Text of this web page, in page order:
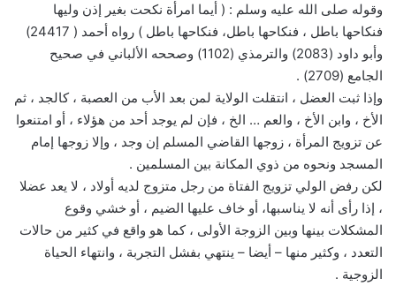
وقوله صلى الله عليه وسلم : ( أيما امرأة نكحت بغير إذن وليها
فنكاحها باطل ، فنكاحها باطل، فنكاحها باطل ) رواه أحمد ( 24417)
وأبو داود (2083) والترمذي (1102) وصححه الألباني في صحيح
الجامع (2709) .
وإذا ثبت العضل ، انتقلت الولاية لمن بعد الأب من العصبة ، كالجد ، ثم
الأخ ، وابن الأخ ، والعم … الخ ، فإن لم يوجد أحد من هؤلاء ، أو امتنعوا
عن تزويج المرأة ، زوجها القاضي المسلم إن وجد ، وإلا زوجها إمام
المسجد ونحوه من ذوي المكانة بين المسلمين .
لكن رفض الولي تزويج الفتاة من رجل متزوج لديه أولاد ، لا يعد عضلا
، إذا رأى أنه لا يناسبها، أو خاف عليها الضيم ، أو خشي وقوع
المشكلات بينها وبين الزوجة الأولى ، كما هو واقع في كثير من حالات
التعدد ، وكثير منها – أيضا – ينتهي بفشل التجربة ، وانتهاء الحياة
الزوجية .